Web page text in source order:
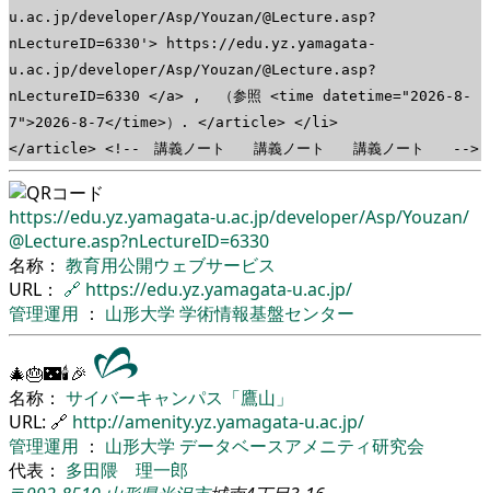
u.ac.jp/developer/Asp/Youzan/@Lecture.asp?
nLectureID=6330'> https://edu.yz.yamagata-
u.ac.jp/developer/Asp/Youzan/@Lecture.asp?
nLectureID=6330 </a> , （参照 <time datetime="2026-8-
7">2026-8-7</time>）. </article> </li>
</article> <!-- 講義ノート 講義ノート 講義ノート -->
https://edu.yz.yamagata-u.ac.jp/developer/Asp/Youzan/
@Lecture.asp?nLectureID=6330
名称： 教育用公開ウェブサービス
URL： 🔗 https://edu.yz.yamagata-u.ac.jp/
管理運用 ： 山形大学 学術情報基盤センター
🎄🎂🌃🕯🎉
名称： サイバーキャンパス「鷹山」
URL: 🔗 http://amenity.yz.yamagata-u.ac.jp/
管理運用 ： 山形大学 データベースアメニティ研究会
代表： 多田隈 理一郎